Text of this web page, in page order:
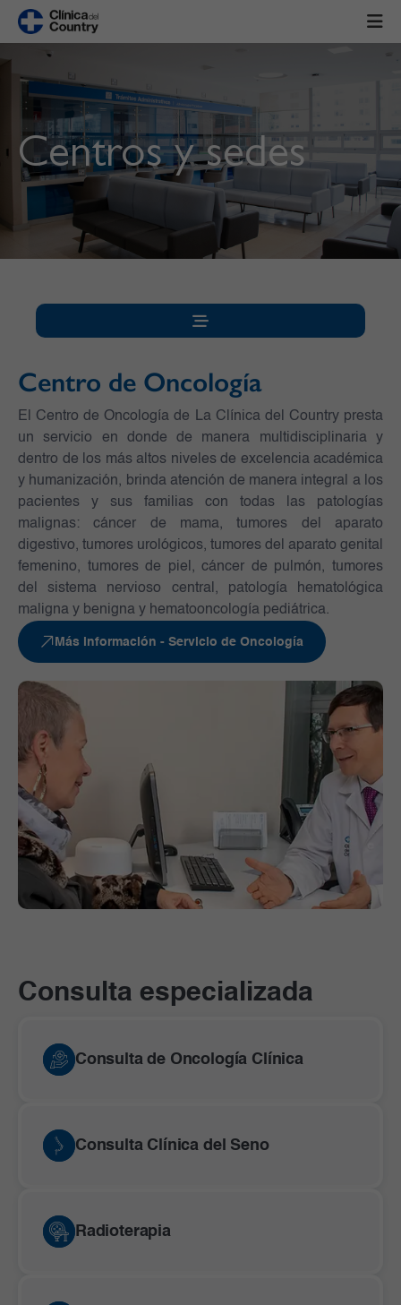
Centros y sedes
Centro de Oncología
El Centro de Oncología de La Clínica del Country presta
un servicio en donde de manera multidisciplinaria y
dentro de los más altos niveles de excelencia académica
y humanización, brinda atención de manera integral a los
pacientes y sus familias con todas las patologías
malignas: cáncer de mama, tumores del aparato
digestivo, tumores urológicos, tumores del aparato genital
femenino, tumores de piel, cáncer de pulmón, tumores
del sistema nervioso central, patología hematológica
maligna y benigna y hematooncología pediátrica.
Más información - Servicio de Oncología
Consulta especializada
Consulta de Oncología Clínica
Consulta Clínica del Seno
Radioterapia